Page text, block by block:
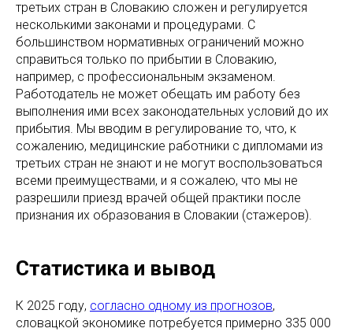
третьих стран в Словакию сложен и регулируется
несколькими законами и процедурами. С
большинством нормативных ограничений можно
справиться только по прибытии в Словакию,
например, с профессиональным экзаменом.
Работодатель не может обещать им работу без
выполнения ими всех законодательных условий до их
прибытия. Мы вводим в регулирование то, что, к
сожалению, медицинские работники с дипломами из
третьих стран не знают и не могут воспользоваться
всеми преимуществами, и я сожалею, что мы не
разрешили приезд врачей общей практики после
признания их образования в Словакии (стажеров).
Статистика и вывод
К 2025 году, согласно одному из прогнозов,
словацкой экономике потребуется примерно 335 000